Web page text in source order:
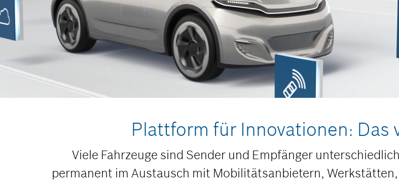
Plattform für Innovationen: Das
Viele Fahrzeuge sind Sender und Empfänger
permanent im Austausch mit Mobilitätsanbietern,